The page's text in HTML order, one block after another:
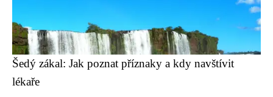
Šedý zákal: Jak poznat příznaky a kdy navštívit
lékaře